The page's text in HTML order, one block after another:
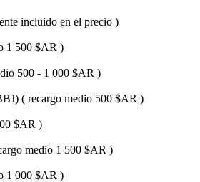
incluido en el precio )
1 500 $AR )
500 - 1 000 $AR )
( recargo medio 500 $AR )
$AR )
medio 1 500 $AR )
1 000 $AR )